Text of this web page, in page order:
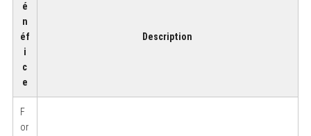
é
n
éf
i
c
e
Description
F
or